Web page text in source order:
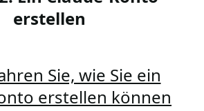
erstellen
Sie, wie Sie ein
erstellen können